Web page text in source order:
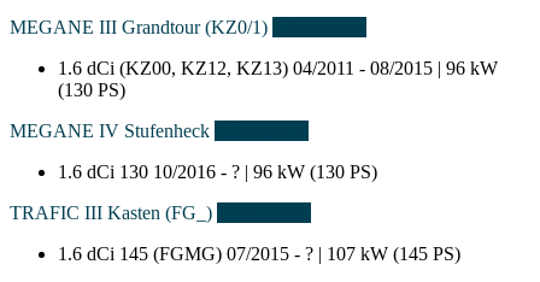
MEGANE III Grandtour (KZ0/1)
1.6 dCi (KZ00, KZ12, KZ13) 04/2011 - 08/2015 | 96 kW
(130 PS)
MEGANE IV Stufenheck
1.6 dCi 130 10/2016 - ? | 96 kW (130 PS)
TRAFIC III Kasten (FG_)
1.6 dCi 145 (FGMG) 07/2015 - ? | 107 kW (145 PS)